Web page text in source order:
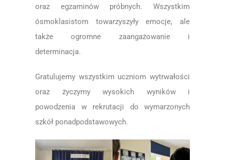
oraz egzaminów próbnych. Wszystkim
ósmoklasistom towarzyszyły emocje, ale
także ogromne zaangażowanie i
determinacja.
Gratulujemy wszystkim uczniom wytrwałości
oraz życzymy wysokich wyników i
powodzenia w rekrutacji do wymarzonych
szkół ponadpodstawowych.